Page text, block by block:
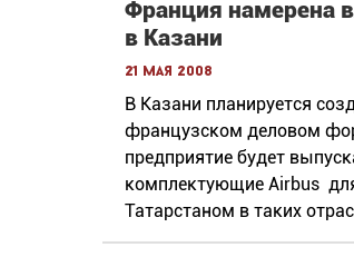
Франция намерена
в Казани
21 мая 2008
В Казани планируется
французском деловом
предприятие будет
комплектующие Airbus
Татарстаном в таких